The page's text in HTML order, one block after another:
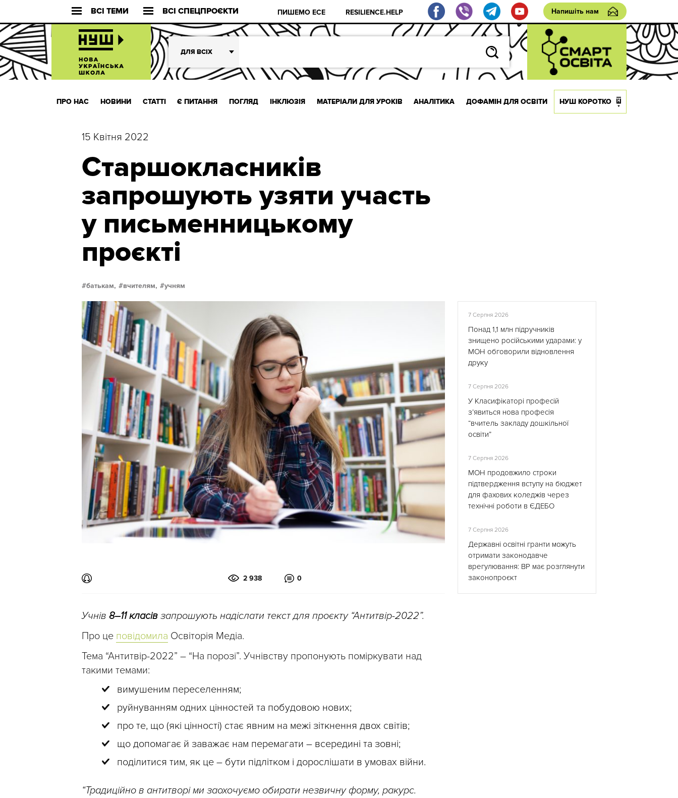
ВСІ ТЕМИ ВСІ СПЕЦПРОЄКТИ ПИШЕМО ЕСЕ RESILIENCE.HELP Напишіть нам
ДЛЯ ВСІХ
ПРО НАС НОВИНИ СТАТТІ Є ПИТАННЯ ПОГЛЯД ІНКЛЮЗІЯ МАТЕРІАЛИ ДЛЯ УРОКІВ АНАЛІТИКА ДОФАМІН ДЛЯ ОСВІТИ НУШ КОРОТКО
15 Квітня 2022
Старшокласників
запрошують узяти участь
у письменницькому
проєкті
батькам, вчителям, учням
2 938 0
Учнів 8–11 класів запрошують надіслати текст для проєкту “Антитвір-2022”.
Про це повідомила Освіторія Медіа.
Тема “Антитвір-2022” – “На порозі”. Учнівству пропонують поміркувати над
такими темами:
вимушеним переселенням;
руйнуванням одних цінностей та побудовою нових;
про те, що (які цінності) стає явним на межі зіткнення двох світів;
що допомагає й заважає нам перемагати – всередині та зовні;
поділитися тим, як це – бути підлітком і дорослішати в умовах війни.
“Традиційно в антитворі ми заохочуємо обирати незвичну форму, ракурс.
7 Серпня 2026
Понад 1,1 млн підручників
знищено російськими ударами: у
МОН обговорили відновлення
друку
7 Серпня 2026
У Класифікаторі професій
з’явиться нова професія
“вчитель закладу дошкільної
освіти”
7 Серпня 2026
МОН продовжило строки
підтвердження вступу на бюджет
для фахових коледжів через
технічні роботи в ЄДЕБО
7 Серпня 2026
Державні освітні гранти можуть
отримати законодавче
врегулювання: ВР має розглянути
законопроєкт